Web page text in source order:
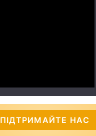
ПІДТРИМАЙТЕ НАС